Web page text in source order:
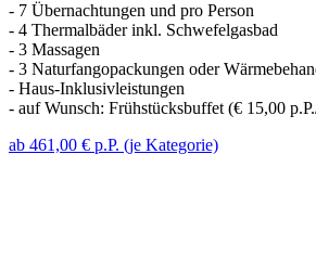
- 7 Übernachtungen und pro Person
- 4 Thermalbäder inkl. Schwefelgasbad
- 3 Massagen
- 3 Naturfangopackungen oder
- Haus-Inklusivleistungen
- auf Wunsch: Frühstücksbuffet (€ 15,00
ab 461,00 € p.P. (je Kategorie)